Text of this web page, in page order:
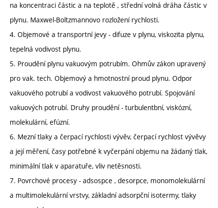
na koncentraci částic a na teplotě , střední volná dráha částic v
plynu. Maxwel-Boltzmannovo rozložení rychlosti.
4. Objemové a transportní jevy - difuze v plynu, viskozita plynu,
tepelná vodivost plynu.
5. Proudění plynu vakuovým potrubím. Ohmův zákon upravený
pro vak. tech. Objemový a hmotnostní proud plynu. Odpor
vakuového potrubí a vodivost vakuového potrubí. Spojování
vakuových potrubí. Druhy proudění - turbulentbní, viskózní,
molekulární, efúzní.
6. Mezní tlaky a čerpací rychlosti vývěv, čerpací rychlost vývěvy
a její měření, časy potřebné k vyčerpání objemu na žádaný tlak,
minimální tlak v aparatuře, vliv netěsnosti.
7. Povrchové procesy - adsospce , desorpce, monomolekulární
a multimolekulární vrstvy, základní adsorpční isotermy, tlaky